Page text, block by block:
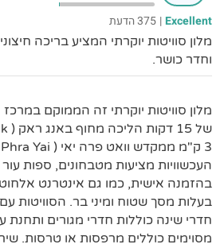
Excellent
| 375 הדעת
מלון סוויטות יוקרתי המציע בריכה
וחדר כושר.
מלון סוויטות יוקרתי זה הממוקם
העכשוויות מציעות מטבחונים, ספות
בהזמנה אישית, כמו גם אינטרנט אלחוטי
חדרי שינה כוללות חדרי מגורים ותחנת
מסוימים כוללים מרפסות או טרסות.